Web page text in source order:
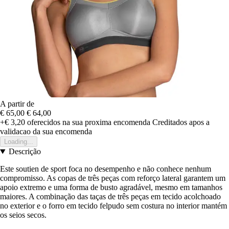
A partir de
€ 65,00 € 64,00
+€ 3,20 oferecidos na sua proxima encomenda Creditados apos a
validacao da sua encomenda
Loading...
Descrição
Este soutien de sport foca no desempenho e não conhece nenhum
compromisso. As copas de três peças com reforço lateral garantem um
apoio extremo e uma forma de busto agradável, mesmo em tamanhos
maiores. A combinação das taças de três peças em tecido acolchoado
no exterior e o forro em tecido felpudo sem costura no interior mantém
os seios secos.